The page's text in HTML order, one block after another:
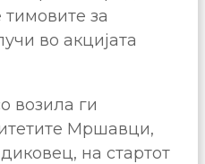
за
во акцијата
возила ги
Мршавци,
на стартот